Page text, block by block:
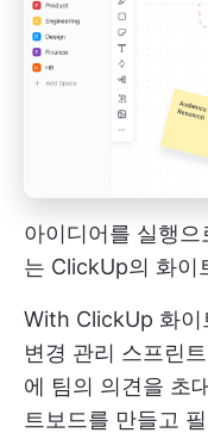
아이디어를 실행
는 ClickUp의 화이
With ClickUp 화이
변경 관리 스프린
에 팀의 의견을 초
트보드를 만들고